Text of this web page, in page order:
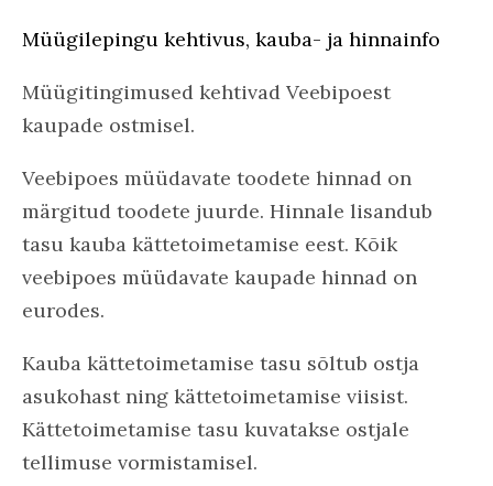
Müügilepingu kehtivus, kauba- ja hinnainfo
Müügitingimused kehtivad Veebipoest
kaupade ostmisel.
Veebipoes müüdavate toodete hinnad on
märgitud toodete juurde. Hinnale lisandub
tasu kauba kättetoimetamise eest. Kõik
veebipoes müüdavate kaupade hinnad on
eurodes.
Kauba kättetoimetamise tasu sõltub ostja
asukohast ning kättetoimetamise viisist.
Kättetoimetamise tasu kuvatakse ostjale
tellimuse vormistamisel.